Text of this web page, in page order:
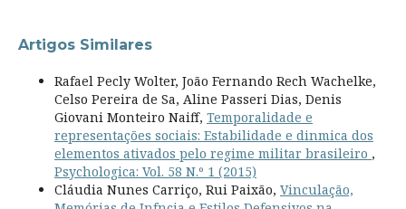
Artigos Similares
Rafael Pecly Wolter, João Fernando Rech Wachelke,
Celso Pereira de Sa, Aline Passeri Dias, Denis
Giovani Monteiro Naiff, Temporalidade e
representações sociais: Estabilidade e dinmica dos
elementos ativados pelo regime militar brasileiro ,
Psychologica: Vol. 58 N.º 1 (2015)
Cláudia Nunes Carriço, Rui Paixão, Vinculação,